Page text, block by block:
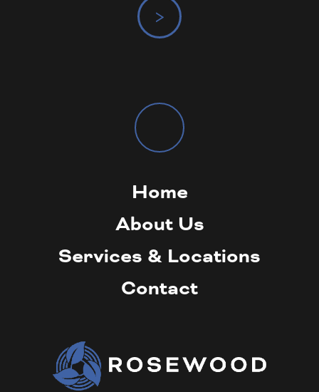
>
Home
About Us
Services & Locations
Contact